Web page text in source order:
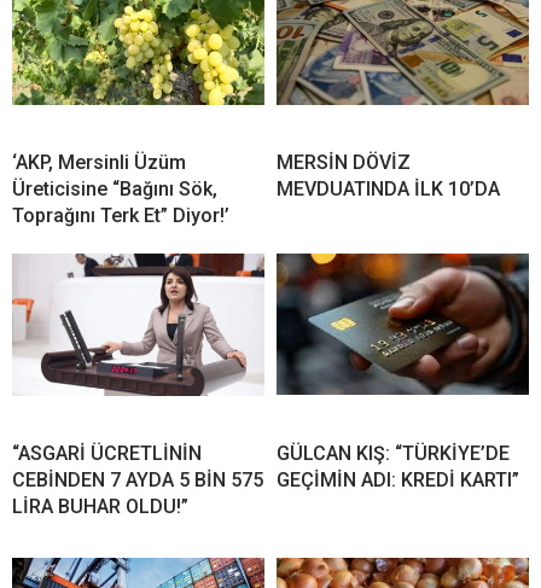
‘AKP, Mersinli Üzüm
Üreticisine “Bağını Sök,
Toprağını Terk Et” Diyor!’
MERSİN DÖVİZ
MEVDUATINDA İLK 10’DA
“ASGARİ ÜCRETLİNİN
CEBİNDEN 7 AYDA 5 BİN 575
LİRA BUHAR OLDU!”
GÜLCAN KIŞ: “TÜRKİYE’DE
GEÇİMİN ADI: KREDİ KARTI”